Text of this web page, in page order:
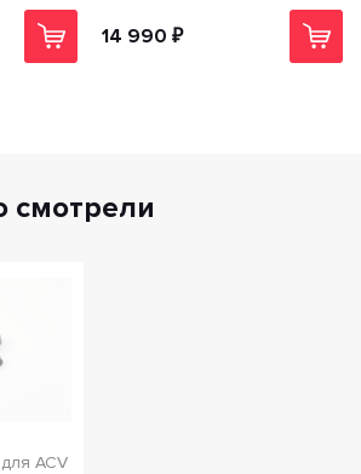
14 990 ₽
смотрели
ACV